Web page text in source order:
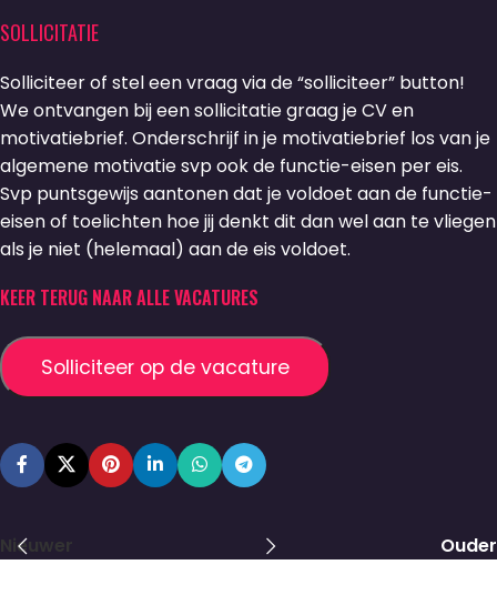
SOLLICITATIE
Solliciteer of stel een vraag via de “solliciteer” button!
We ontvangen bij een sollicitatie graag je CV en
motivatiebrief. Onderschrijf in je motivatiebrief los van je
algemene motivatie svp ook de functie-eisen per eis.
Svp puntsgewijs aantonen dat je voldoet aan de functie-
eisen of toelichten hoe jij denkt dit dan wel aan te vliegen
als je niet (helemaal) aan de eis voldoet.
KEER TERUG NAAR ALLE VACATURES
Nieuwer Ouder